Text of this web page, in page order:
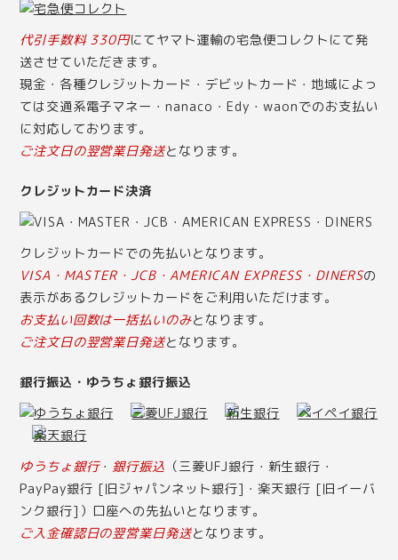
代引手数料 330円にてヤマト運輸の宅急便コレクトにて発
送させていただきます。
現金・各種クレジットカード・デビットカード・地域によっ
ては交通系電子マネー・nanaco・Edy・waonでのお支払い
に対応しております。
ご注文日の翌営業日発送となります。
クレジットカード決済
クレジットカードでの先払いとなります。
VISA・MASTER・JCB・AMERICAN EXPRESS・DINERSの
表示があるクレジットカードをご利用いただけます。
お支払い回数は一括払いのみとなります。
ご注文日の翌営業日発送となります。
銀行振込・ゆうちょ銀行振込
ゆうちょ銀行・ 銀行振込 （三菱UFJ銀行・新生銀行・
PayPay銀行 [旧ジャパンネット銀行]・楽天銀行 [旧イーバ
ンク銀行]）口座への先払いとなります。
ご入金確認日の翌営業日発送となります。